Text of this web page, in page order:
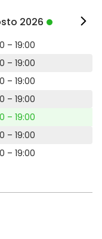
2026
– 19:00
– 19:00
– 19:00
– 19:00
– 19:00
– 19:00
– 19:00